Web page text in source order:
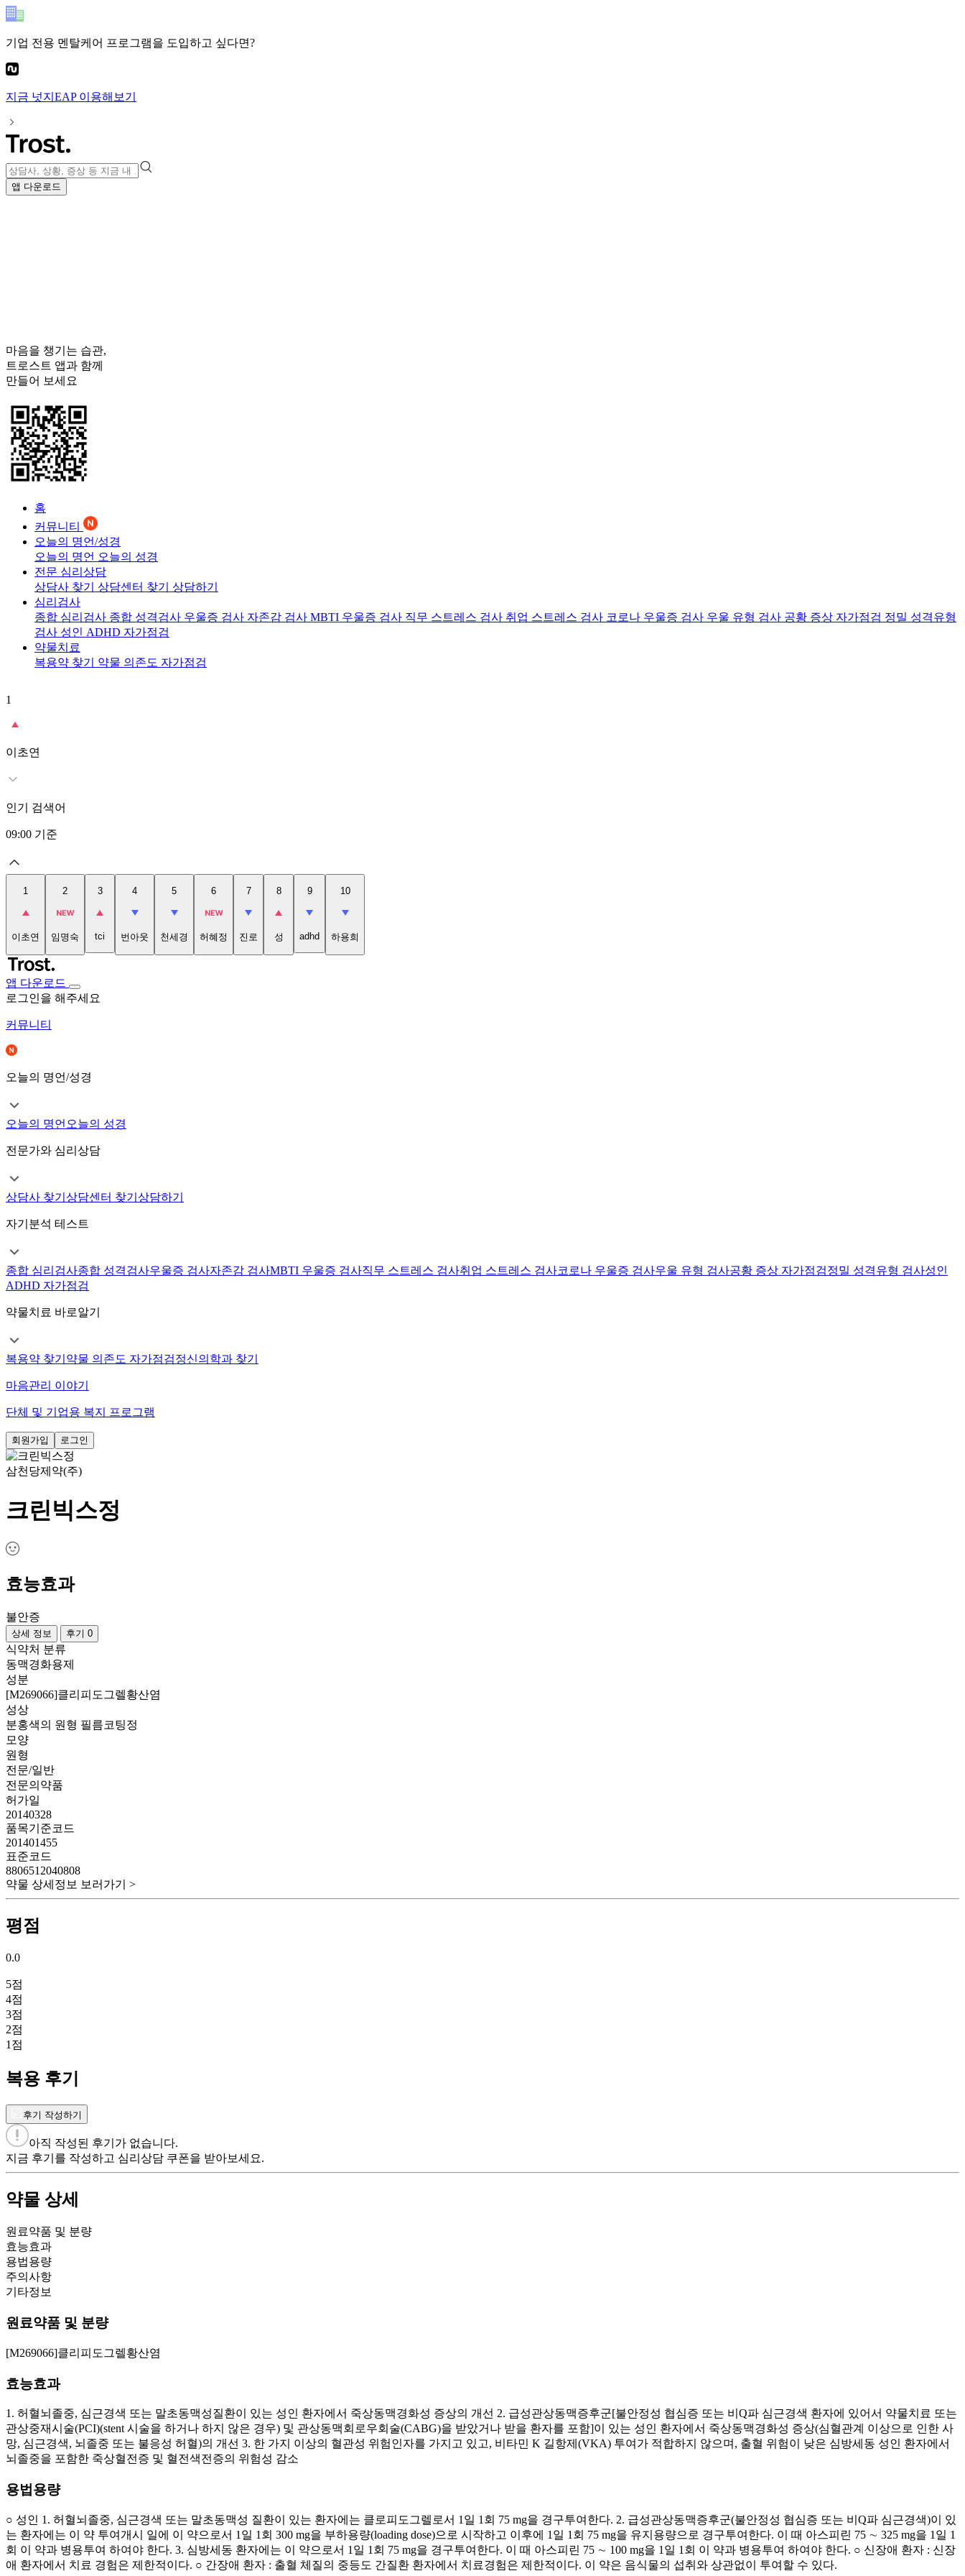
기업 전용 멘탈케어 프로그램을 도입하고 싶다면?
지금 넛지EAP이용해보기
앱 다운로드
마음을 챙기는 습관,
트로스트 앱과 함께
만들어 보세요
홈
커뮤니티
오늘의 명언/성경
오늘의 명언 오늘의 성경
전문 심리상담
상담사 찾기 상담센터 찾기 상담하기
심리검사
종합 심리검사 종합 성격검사 우울증 검사 자존감 검사 MBTI 우울증 검사 직무 스트레스 검사 취업 스트레스 검사 코로나 우울증 검사 우울 유형 검사 공황 증상 자가점검 정밀 성격유형
검사 성인 ADHD 자가점검
약물치료
복용약 찾기 약물 의존도 자가점검
1
이초연
인기 검색어
09:00 기준
1
이초연
2
임명숙
3
tci
4
번아웃
5
천세경
6
허혜정
7
진로
8
성
9
adhd
10
하용희
앱 다운로드
로그인을 해주세요
커뮤니티
오늘의 명언/성경
오늘의 명언 오늘의 성경
전문가와 심리상담
상담사 찾기 상담센터 찾기 상담하기
자기분석 테스트
종합 심리검사종합 성격검사우울증 검사자존감 검사MBTI 우울증 검사직무 스트레스 검사취업 스트레스 검사코로나 우울증 검사우울 유형 검사공황 증상 자가점검정밀 성격유형 검사성인
ADHD 자가점검
약물치료 바로알기
복용약 찾기 약물 의존도 자가점검정신의학과 찾기
마음관리 이야기
단체 및 기업용 복지 프로그램
회원가입 로그인
삼천당제약(주)
크린빅스정
효능효과
불안증
상세 정보 후기 0
식약처 분류
동맥경화용제
성분
[M269066]클리피도그렐황산염
성상
분홍색의 원형 필름코팅정
모양
원형
전문/일반
전문의약품
허가일
20140328
품목기준코드
201401455
표준코드
8806512040808
약물 상세정보 보러가기 >
평점
0.0
5점
4점
3점
2점
1 점
복용 후기
후기 작성하기
아직 작성된 후기가 없습니다.
지금 후기를 작성하고 심리상담 쿠폰을 받아보세요.
약물 상세
원료약품 및 분량
효능효과
용법용량
주의사항
기타정보
원료약품 및 분량
[M269066]클리피도그렐황산염
효능효과
1. 허혈뇌졸중, 심근경색 또는 말초동맥성질환이 있는 성인 환자에서 죽상동맥경화성 증상의 개선 2. 급성관상동맥증후군[불안정성 협심증 또는 비Q파 심근경색 환자에 있어서 약물치료 또는
관상중재시술(PCI)(stent 시술을 하거나 하지 않은 경우) 및 관상동맥회로우회술(CABG)을 받았거나 받을 환자를 포함]이 있는 성인 환자에서 죽상동맥경화성 증상(심혈관계 이상으로 인한 사
망, 심근경색, 뇌졸중 또는 불응성 허혈)의 개선 3. 한 가지 이상의 혈관성 위험인자를 가지고 있고, 비타민 K 길항제(VKA) 투여가 적합하지 않으며, 출혈 위험이 낮은 심방세동 성인 환자에서
뇌졸중을 포함한 죽상혈전증 및 혈전색전증의 위험성 감소
용법용량
○ 성인 1. 허혈뇌졸중, 심근경색 또는 말초동맥성 질환이 있는 환자에는 클로피도그렐로서 1일 1회 75 mg을 경구투여한다. 2. 급성관상동맥증후군(불안정성 협심증 또는 비Q파 심근경색)이 있
는 환자에는 이 약 투여개시 일에 이 약으로서 1일 1회 300 mg을 부하용량(loading dose)으로 시작하고 이후에 1일 1회 75 mg을 유지용량으로 경구투여한다. 이 때 아스피린 75 ∼ 325 mg을 1일 1
회 이 약과 병용투여 하여야 한다. 3. 심방세동 환자에는 이 약으로서 1일 1회 75 mg을 경구투여한다. 이 때 아스피린 75 ∼ 100 mg을 1일 1회 이 약과 병용투여 하여야 한다. ○ 신장애 환자 : 신장
애 환자에서 치료 경험은 제한적이다. ○ 간장애 환자 : 출혈 체질의 중등도 간질환 환자에서 치료경험은 제한적이다. 이 약은 음식물의 섭취와 상관없이 투여할 수 있다.